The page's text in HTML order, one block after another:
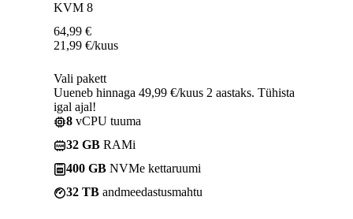
KVM 8
64,99 €
21,99 €/kuus
Vali pakett
Uueneb hinnaga 49,99 €/kuus 2 aastaks. Tühista
igal ajal!
8 vCPU tuuma
32 GB RAMi
400 GB NVMe kettaruumi
32 TB andmeedastusmahtu